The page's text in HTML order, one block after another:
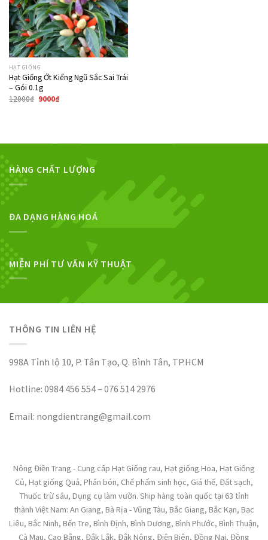
HẠT GIỐNG
Hạt Giống Ớt Kiểng Ngũ Sắc Sai Trái
– Gói 0.1g
12000₫ 9000₫
HÀNG CHẤT LƯỢNG
ĐA DẠNG HÀNG HOÁ
MIỄN PHÍ TƯ VẤN KỸ THUẬT
THÔNG TIN LIÊN HỆ
998A Tỉnh lộ 10, P. Tân Tạo, Q. Bình Tân, TP.HCM
Hotline: 0984 456 554 – 076 514 2976
Email: nongdientrang@gmail.com
Nông Điền Trang - Cung cấp Hạt Giống rau, Hạt giống Hoa, Hạt Giống
Củ, Hạt giống Quả, Phân bón, Chế phẩm sinh học, Giá thể, Đất sạch,
Thuốc trừ sâu, Dụng cụ làm vườn. Ship hàng toàn quốc tại 63 tỉnh
thành Việt Nam: An Giang, Bà Rịa - Vũng Tàu, Bắc Giang, Bắc Kạn, Bạc
Liêu, Bắc Ninh, Bến Tre, Bình Định, Bình Dương, Bình Phước, Bình Thuận,
Cà Mau, Cao Bằng, Đắk Lắk, Đắk Nông, Điện Biên, Đồng Nai, Đồng